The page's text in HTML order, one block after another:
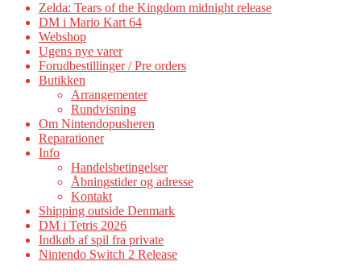
Zelda: Tears of the Kingdom midnight release
DM i Mario Kart 64
Webshop
Ugens nye varer
Forudbestillinger / Pre orders
Butikken
Arrangementer
Rundvisning
Om Nintendopusheren
Reparationer
Info
Handelsbetingelser
Åbningstider og adresse
Kontakt
Shipping outside Denmark
DM i Tetris 2026
Indkøb af spil fra private
Nintendo Switch 2 Release